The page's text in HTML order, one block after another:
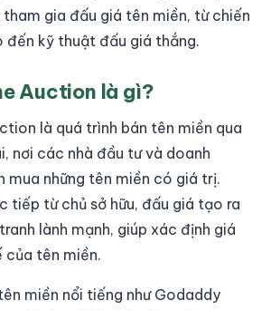
gia đấu giá tên miền, từ chiến
đến kỹ thuật đấu giá thắng.
Auction là gì?
là quá trình bán tên miền qua
nơi các nhà đầu tư và doanh
mua những tên miền có giá trị.
tiếp từ chủ sở hữu, đấu giá tạo ra
lành mạnh, giúp xác định giá
tên miền.
miền nổi tiếng như Godaddy